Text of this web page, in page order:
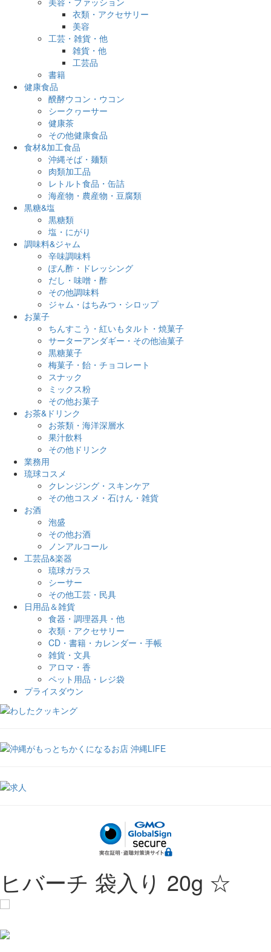
衣類・アクセサリー
美容
工芸・雑貨・他
雑貨・他
工芸品
書籍
健康食品
醗酵ウコン・ウコン
シークヮーサー
健康茶
その他健康食品
食材&加工食品
沖縄そば・麺類
肉類加工品
レトルト食品・缶詰
海産物・農産物・豆腐類
黒糖&塩
黒糖類
塩・にがり
調味料&ジャム
辛味調味料
ぽん酢・ドレッシング
だし・味噌・酢
その他調味料
ジャム・はちみつ・シロップ
お菓子
ちんすこう・紅いもタルト・焼菓子
サーターアンダギー・その他油菓子
黒糖菓子
梅菓子・飴・チョコレート
スナック
ミックス粉
その他お菓子
お茶&ドリンク
お茶類・海洋深層水
果汁飲料
その他ドリンク
業務用
琉球コスメ
クレンジング・スキンケア
その他コスメ・石けん・雑貨
お酒
泡盛
その他お酒
ノンアルコール
工芸品&楽器
琉球ガラス
シーサー
その他工芸・民具
日用品＆雑貨
食器・調理器具・他
衣類・アクセサリー
CD・書籍・カレンダー・手帳
雑貨・文具
アロマ・香
ペット用品・レジ袋
プライスダウン
ヒバーチ 袋入り 20g ☆